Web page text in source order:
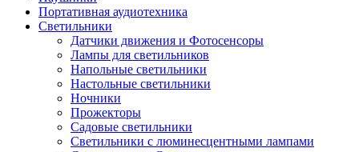
Портативная аудиотехника
Светильники
Датчики движения и Фотосенсоры
Лампы для светильников
Напольные светильники
Настольные светильники
Ночники
Прожекторы
Садовые светильники
Светильники с люминесцентными лампами